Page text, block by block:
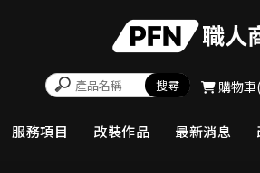
購物車
服務項目 改裝作品 最新消息